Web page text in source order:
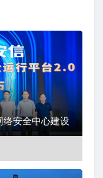
络安全中心建设